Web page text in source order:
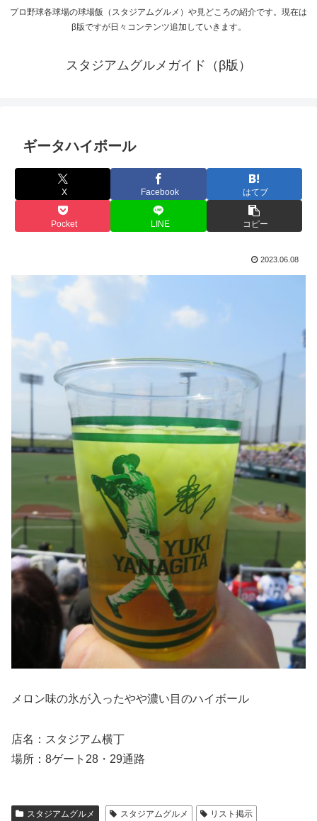
プロ野球各球場の球場飯（スタジアムグルメ）や見どころの紹介です。現在は
β版ですが日々コンテンツ追加していきます。
スタジアムグルメガイド（β版）
ギータハイボール
X Facebook はてブ
Pocket LINE コピー
2023.06.08
メロン味の氷が入ったやや濃い目のハイボール
店名：スタジアム横丁
場所：8ゲート28・29通路
スタジアムグルメ スタジアムグルメ
リスト掲示